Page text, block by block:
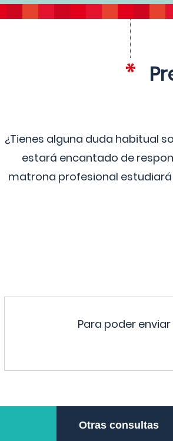
¿Tienes alguna duda habitual
estará encantado de
matrona profesional
Para poder
Otras consultas